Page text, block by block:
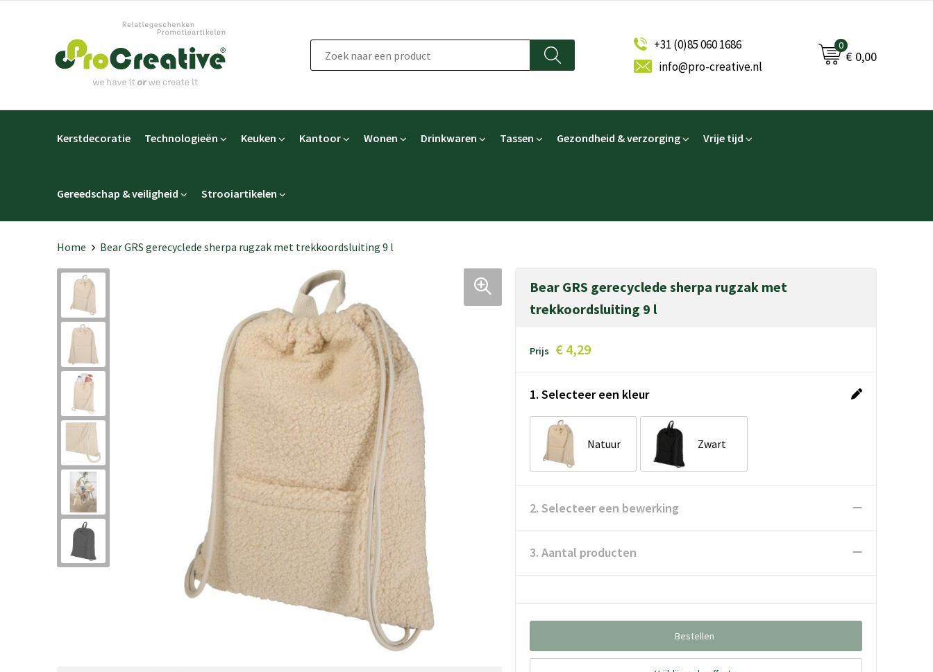
+31 (0)85 060 1686
info@pro-creative.nl
0
€ 0,00
Kerstdecoratie Technologieën Keuken Kantoor Wonen Drinkwaren Tassen Gezondheid & verzorging Vrije tijd
Gereedschap & veiligheid Strooiartikelen
Home Bear GRS gerecyclede sherpa rugzak met trekkoordsluiting 9 l
Bear GRS gerecyclede sherpa rugzak met
trekkoordsluiting 9 l
Prijs € 4,29
1. Selecteer een kleur
Natuur Zwart
2. Selecteer een bewerking
3. Aantal producten
Bestellen